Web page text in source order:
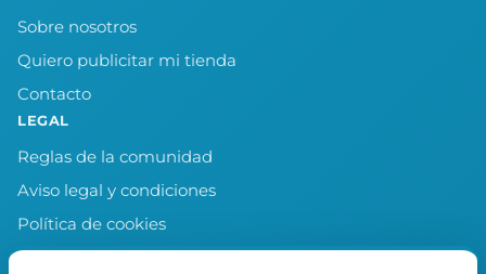
Sobre nosotros
Quiero publicitar mi tienda
Contacto
LEGAL
Reglas de la comunidad
Aviso legal y condiciones
Política de cookies
Política de privacidad